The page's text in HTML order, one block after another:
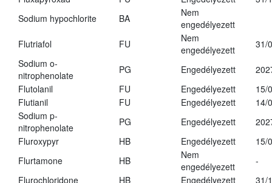
Sodium hypochlorite
BA
Nem
engedélyezett
Flutriafol
FU
Nem
engedélyezett
31/
Sodium o-
nitrophenolate
PG Engedélyezett
Flutolanil
FU Engedélyezett
15/
Flutianil
FU Engedélyezett
14/
Sodium p-
nitrophenolate
PG Engedélyezett
Fluroxypyr
HB Engedélyezett
15/
Flurtamone
HB
Nem
engedélyezett
-
Flurochloridone
HB Engedélyezett
31/